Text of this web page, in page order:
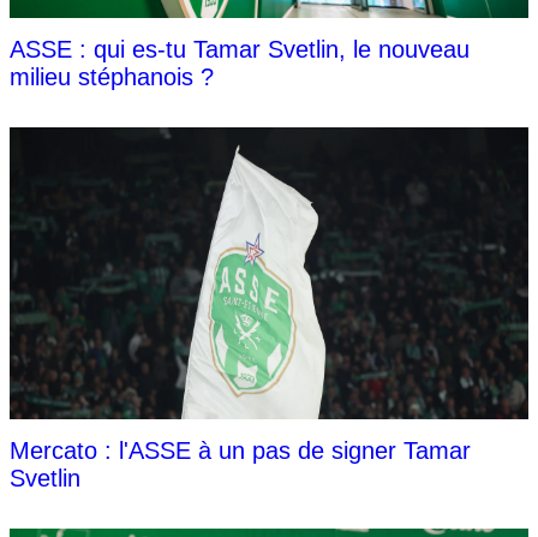
ASSE : qui es-tu Tamar Svetlin, le nouveau
milieu stéphanois ?
Mercato : l'ASSE à un pas de signer Tamar
Svetlin